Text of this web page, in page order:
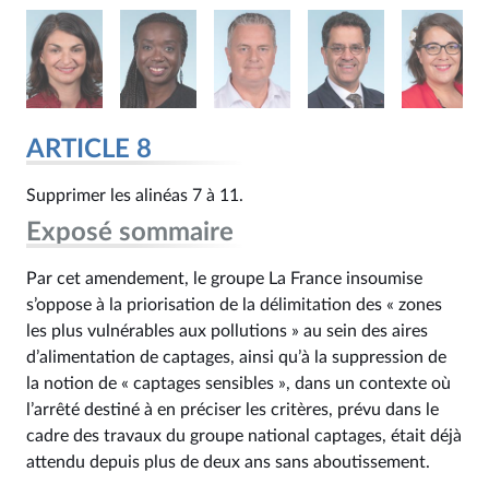
ARTICLE 8
Supprimer les alinéas 7 à 11.
Exposé sommaire
Par cet amendement, le groupe La France insoumise
s’oppose à la priorisation de la délimitation des « zones
les plus vulnérables aux pollutions » au sein des aires
d’alimentation de captages, ainsi qu’à la suppression de
la notion de « captages sensibles », dans un contexte où
l’arrêté destiné à en préciser les critères, prévu dans le
cadre des travaux du groupe national captages, était déjà
attendu depuis plus de deux ans sans aboutissement.